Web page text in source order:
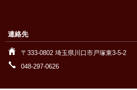
連絡先
〒333-0802 埼玉県川口市戸塚東3-5-2
048-297-0626